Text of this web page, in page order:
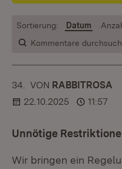
Kommentare
Sortierung: Datum
34. KOMMENTAR
VON :RABBITROSA
22.10.2025
11:57
Unnötige
Wir bringen ein